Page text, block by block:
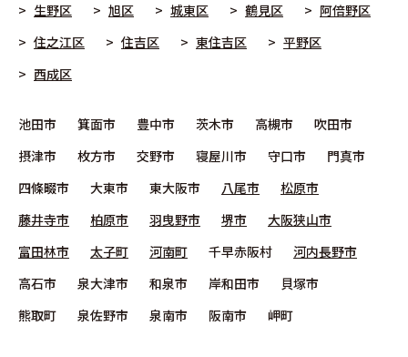
生野区
旭区 城東区 鶴見区
阿倍野区
住之江区
住吉区 東住吉区
平野区
西成区
池田市 箕面市 豊中市 茨木市 高槻市
吹田市
摂津市
枚方市 交野市 寝屋川市 守口市
門真市
四條畷市
大東市 東大阪市 八尾市
松原市
藤井寺市
柏原市 羽曳野市 堺市
大阪狭山市
富田林市
太子町 河南町 千早赤阪村
河内長野市
高石市
泉大津市 和泉市 岸和田市
貝塚市
熊取町
泉佐野市 泉南市 阪南市 岬町